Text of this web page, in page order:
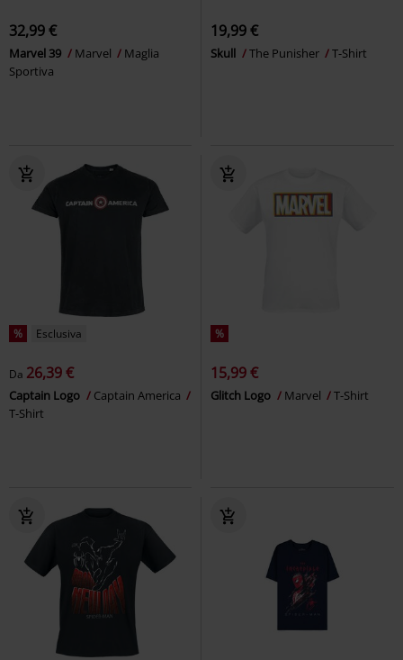
32,99 €
Marvel 39 Marvel
Maglia
Sportiva
19,99 €
Skull The Punisher T-Shirt
% Esclusiva
Da 26,39 €
Captain Logo
Captain America
T-Shirt
%
15,99 €
Glitch Logo Marvel T-Shirt